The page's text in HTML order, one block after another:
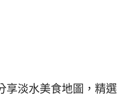
享淡水美食地圖，精選